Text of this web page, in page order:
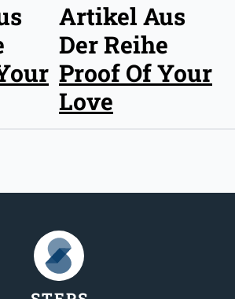
Artikel Aus
Der Reihe
Proof Of Your
Love